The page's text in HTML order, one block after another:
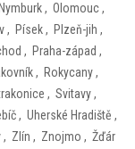
Nymburk, Olomouc,
, Písek, Plzeň-jih ,
, Praha-západ ,
, Rokycany,
, Svitavy,
, Uherské Hradiště ,
, Zlín , Znojmo , Žďár